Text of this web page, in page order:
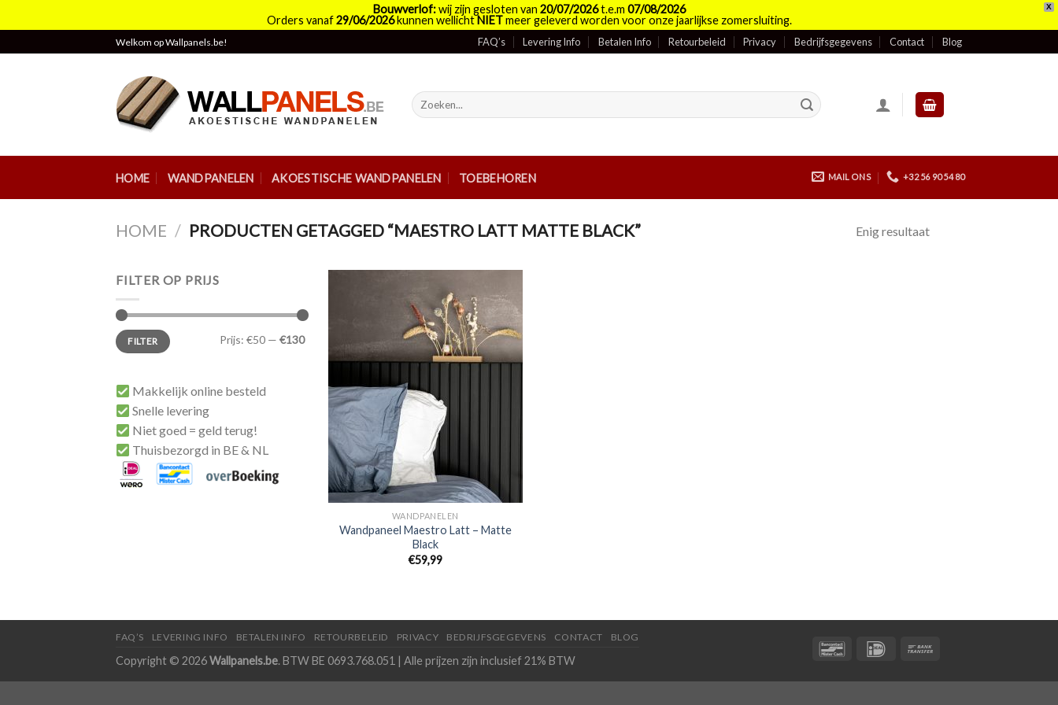
X
Bouwverlof:wij zijn gesloten van 20/07/2026t.e.m 07/08/2026
Orders vanaf29/06/2026kunnen wellichtNIETmeer geleverd worden voor onze jaarlijkse zomersluiting.
to
Welkom op Wallpanels.be! FAQ’s Levering Info Betalen Info Retourbeleid Privacy Bedrijfsgegevens Contact Blog
Zoeken
naar:
HOME WANDPANELEN AKOESTISCHE WANDPANELEN TOEBEHOREN MAIL ONS +32 56 90 54 80
HOME / PRODUCTEN GETAGGED “MAESTRO LATT MATTE BLACK” Enig resultaat
FILTER OP PRIJS
Min.
prijs
Max.
prijsFILTER Prijs: €50 — €130
Makkelijk online besteld
Snelle levering
Niet goed = geld terug!
Thuisbezorgd in BE & NL
WANDPANELEN
Wandpaneel Maestro Latt – Matte
Black
€59,99
FAQ’S LEVERING INFO BETALEN INFO RETOURBELEID PRIVACY BEDRIJFSGEGEVENS CONTACT BLOG
Copyright © 2026Wallpanels.be. BTW BE 0693.768.051 | Alle prijzen zijn inclusief 21% BTW